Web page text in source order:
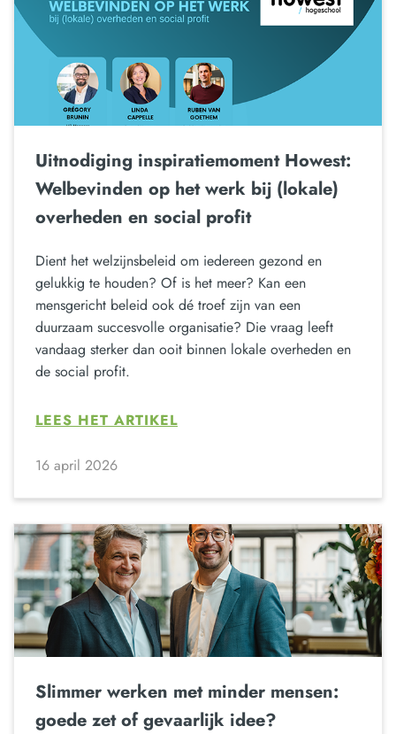
Uitnodiging inspiratiemoment Howest:
Welbevinden op het werk bij (lokale)
overheden en social profit
Dient het welzijnsbeleid om iedereen gezond en
gelukkig te houden? Of is het meer? Kan een
mensgericht beleid ook dé troef zijn van een
duurzaam succesvolle organisatie? Die vraag leeft
vandaag sterker dan ooit binnen lokale overheden en
de social profit.
LEES HET ARTIKEL
16 april 2026
Slimmer werken met minder mensen:
goede zet of gevaarlijk idee?